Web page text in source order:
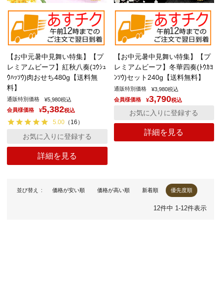
【お中元暑中見舞い特集】【プ
レミアムビーフ】紅秋八奏(ｺｳｼｭ
ｳﾊｯｿｳ)肉おせち480g【送料無
料】
通販特別価格 ¥5,980税込
会員様価格
¥5,382税込
5.00 （ 16 ）
詳細を見る
お気に入りに登録する
【お中元暑中見舞い特集】【プ
レミアムビーフ】冬華四奏(ﾄｳｶﾖ
ﾝｿｳ)セット240g【送料無料】
通販特別価格 ¥3,980税込
会員様価格
¥3,790税込
詳細を見る
お気に入りに登録する
並び替え 価格が安い順 価格が高い順 新着順 優先度順
12件中 1-12件表示